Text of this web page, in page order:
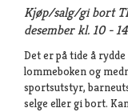
Kjøp/salg/gi bort
desember kl. 10 - 14
Deter på tide å
lommeboken og
sportsutstyr,
selge eller gi bort.